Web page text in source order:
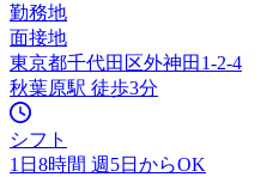
勤務地
面接地
東京都千代田区外神田1-2-4
秋葉原駅 徒歩3分
シフト
1日8時間 週5日からOK